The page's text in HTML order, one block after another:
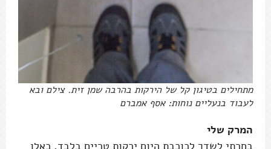
מתחילים בטיגון קל של הירקות בהרבה שמן זית. צילם ובא
לעבוד בנעליים נוחות: אסף אמברם
המרק שלי
בחרתי לשדך לכוכבת היום ירקות טריים בלבד, כאלו